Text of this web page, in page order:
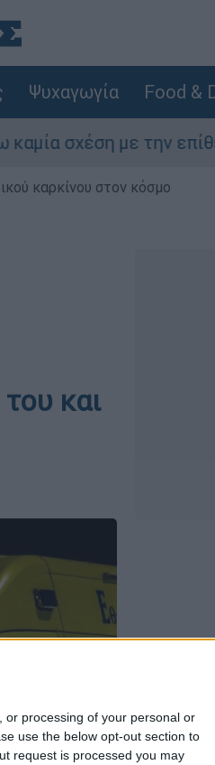
or processing of your personal or
use the below opt-out section to
request is processed you may
Ψυχαγωγία Food &
σχέση με την επίθεση»
καρκίνου στον κόσμο
και